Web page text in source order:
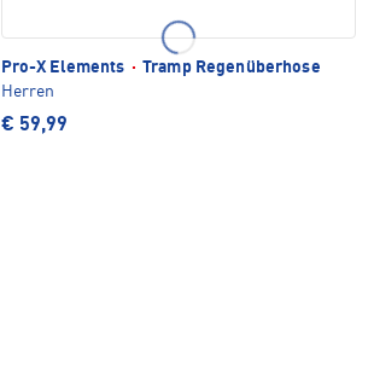
Pro-X Elements · Tramp Regenüberhose
Herren
€ 59,99